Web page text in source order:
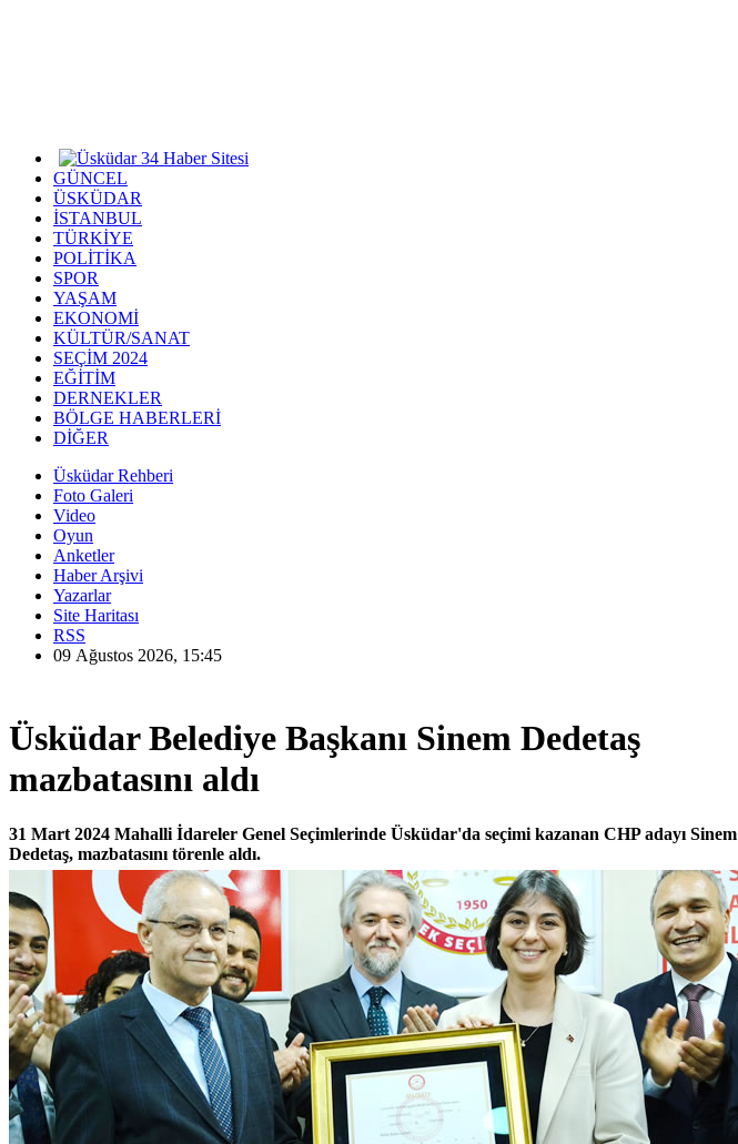
GÜNCEL
ÜSKÜDAR
İSTANBUL
TÜRKİYE
POLİTİKA
SPOR
YAŞAM
EKONOMİ
KÜLTÜR/SANAT
SEÇİM 2024
EĞİTİM
DERNEKLER
BÖLGE HABERLERİ
DİĞER
Üsküdar Rehberi
Foto Galeri
Video
Oyun
Anketler
Haber Arşivi
Yazarlar
Site Haritası
RSS
09 Ağustos 2026, 15:45
Üsküdar Belediye Başkanı Sinem Dedetaş
mazbatasını aldı
31 Mart 2024 Mahalli İdareler Genel Seçimlerinde Üsküdar'da seçimi kazanan CHP adayı Sinem
Dedetaş, mazbatasını törenle aldı.